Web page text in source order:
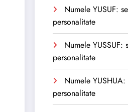
Numele YUSUF:
personalitate
Numele YUSSUF:
personalitate
Numele
personalitate